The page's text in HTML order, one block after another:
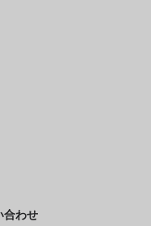
合わせ